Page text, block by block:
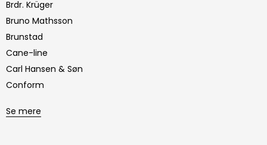
Brdr. Krüger
Bruno Mathsson
Brunstad
Cane-line
Carl Hansen & Søn
Conform
Se mere